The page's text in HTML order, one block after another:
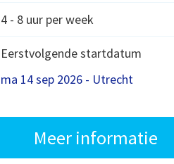
4 - 8 uur per week
Eerstvolgende startdatum
ma 14 sep 2026 - Utrecht
Meer informatie